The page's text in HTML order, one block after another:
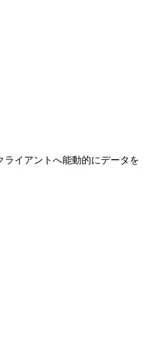
ライアントへ能動的にデータを